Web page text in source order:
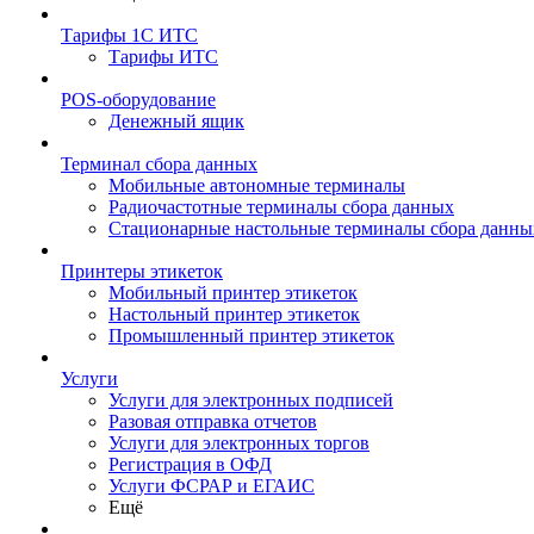
Тарифы 1С ИТС
Тарифы ИТС
POS-оборудование
Денежный ящик
Терминал сбора данных
Мобильные автономные терминалы
Радиочастотные терминалы сбора данных
Стационарные настольные терминалы сбора
Принтеры этикеток
Мобильный принтер этикеток
Настольный принтер этикеток
Промышленный принтер этикеток
Услуги
Услуги для электронных подписей
Разовая отправка отчетов
Услуги для электронных торгов
Регистрация в ОФД
Услуги ФСРАР и ЕГАИС
Ещё